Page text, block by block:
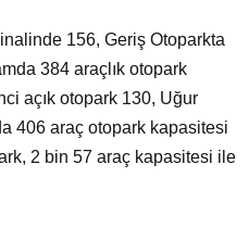
156, Geriş Otoparkta
384 araçlık otopark
açık otopark 130, Uğur
406 araç otopark kapasitesi
2 bin 57 araç kapasitesi ile